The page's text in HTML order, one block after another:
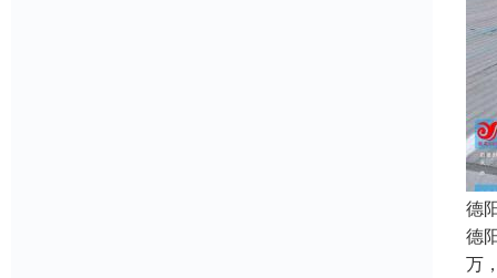
德
德
万